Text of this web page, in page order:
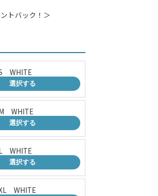
トバック！＞
WHITE
選択する
WHITE
選択する
WHITE
選択する
WHITE